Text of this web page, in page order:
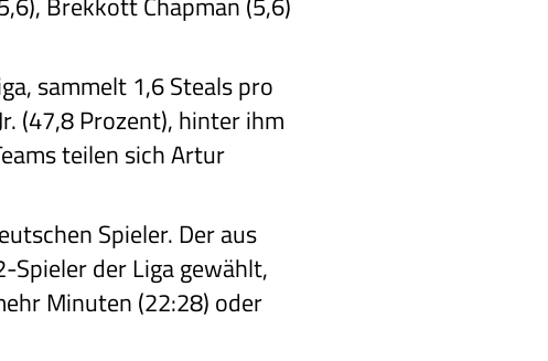
sammelt 1,6 Steals pro
(47,8 Prozent), hinter ihm
teilen sich Artur
Spieler. Der aus
Spieler der Liga gewählt,
Minuten (22:28) oder